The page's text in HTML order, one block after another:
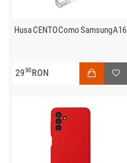
Husa CENTO Como Samsung A16
2990RON